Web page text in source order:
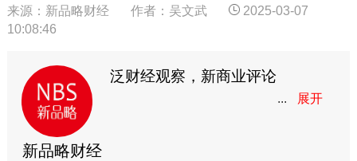
来源：新品略财经 作者：吴文武
2025-03-07
10:08:46
新品略财经
泛财经观察，新商业评论